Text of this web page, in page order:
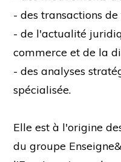
- des transactions
- de l'actualité
commerce et de la
- des analyses
spécialisée.
Elle est à l'origine
du groupe